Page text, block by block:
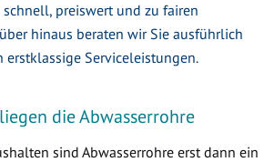
preiswert und zu fairen
hinaus beraten wir Sie ausführlich
erstklassige Serviceleistungen.
die Abwasserrohre
sind Abwasserrohre erst dann ein